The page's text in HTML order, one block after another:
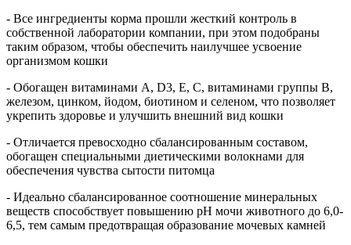
- Все ингредиенты корма прошли жесткий контроль в
собственной лаборатории компании, при этом подобраны
таким образом, чтобы обеспечить наилучшее усвоение
организмом кошки
- Обогащен витаминами A, D3, E, C, витаминами группы В,
железом, цинком, йодом, биотином и селеном, что позволяет
укрепить здоровье и улучшить внешний вид кошки
- Отличается превосходно сбалансированным составом,
обогащен специальными диетическими волокнами для
обеспечения чувства сытости питомца
- Идеально сбалансированное соотношение минеральных
веществ способствует повышению рН мочи животного до 6,0-
6,5, тем самым предотвращая образование мочевых камней